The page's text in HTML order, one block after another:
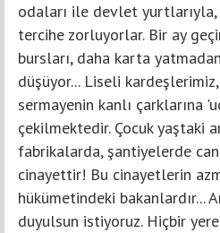
odaları ile devlet
tercihe zorluyorlar. Bir ay
bursları, daha karta
düşüyor... Liseli
sermayenin kanlı çarklarına
çekilmektedir. Çocuk yaştaki
fabrikalarda, şantiyelerde
cinayettir! Bu cinayetlerin
hükümetindeki bakanlardır...
duyulsun istiyoruz. Hiçbir